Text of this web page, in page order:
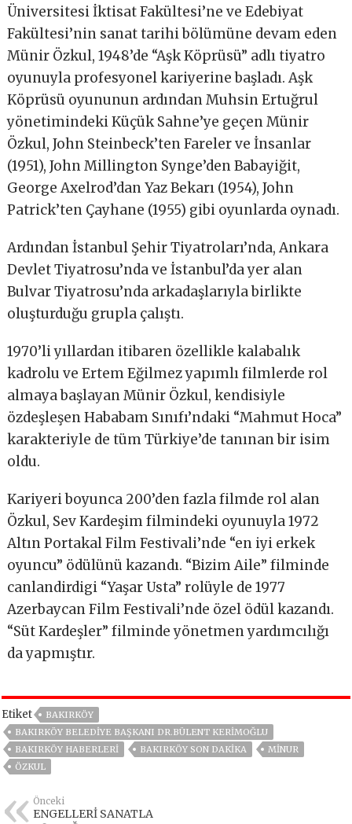
Üniversitesi İktisat Fakültesi’ne ve Edebiyat
Fakültesi’nin sanat tarihi bölümüne devam eden
Münir Özkul, 1948’de “Aşk Köprüsü” adlı tiyatro
oyunuyla profesyonel kariyerine başladı. Aşk
Köprüsü oyununun ardından Muhsin Ertuğrul
yönetimindeki Küçük Sahne’ye geçen Münir
Özkul, John Steinbeck’ten Fareler ve İnsanlar
(1951), John Millington Synge’den Babayiğit,
George Axelrod’dan Yaz Bekarı (1954), John
Patrick’ten Çayhane (1955) gibi oyunlarda oynadı.
Ardından İstanbul Şehir Tiyatroları’nda, Ankara
Devlet Tiyatrosu’nda ve İstanbul’da yer alan
Bulvar Tiyatrosu’nda arkadaşlarıyla birlikte
oluşturduğu grupla çalıştı.
1970’li yıllardan itibaren özellikle kalabalık
kadrolu ve Ertem Eğilmez yapımlı filmlerde rol
almaya başlayan Münir Özkul, kendisiyle
özdeşleşen Hababam Sınıfı’ndaki “Mahmut Hoca”
karakteriyle de tüm Türkiye’de tanınan bir isim
oldu.
Kariyeri boyunca 200’den fazla filmde rol alan
Özkul, Sev Kardeşim filmindeki oyunuyla 1972
Altın Portakal Film Festivali’nde “en iyi erkek
oyuncu” ödülünü kazandı. “Bizim Aile” filminde
canlandirdigi “Yaşar Usta” rolüyle de 1977
Azerbaycan Film Festivali’nde özel ödül kazandı.
“Süt Kardeşler” filminde yönetmen yardımcılığı
da yapmıştır.
Etiket
BAKIRKÖY
BAKIRKÖY BELEDIYE BAŞKANI DR.BÜLENT KERIMOĞLU
BAKIRKÖY HABERLERI
BAKIRKÖY SON DAKIKA
MİNUR
ÖZKUL
Önceki
ENGELLERİ SANATLA